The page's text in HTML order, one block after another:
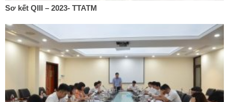
Sơ kết QIII – 2023- TTATM